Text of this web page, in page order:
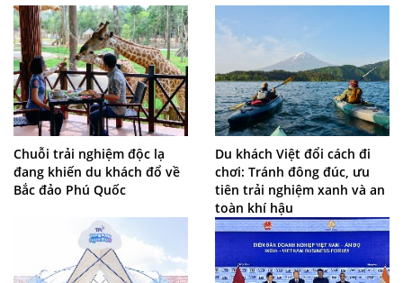
Chuỗi trải nghiệm độc lạ
đang khiến du khách đổ về
Bắc đảo Phú Quốc
Du khách Việt đổi cách đi
chơi: Tránh đông đúc, ưu
tiên trải nghiệm xanh và an
toàn khí hậu